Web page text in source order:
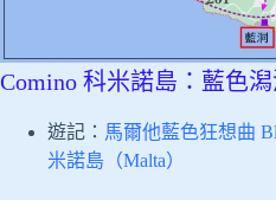
Comino 科米諾島：藍色
遊記： 馬爾他藍色狂想曲
米諾島（Malta）